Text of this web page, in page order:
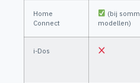
Home
Connect
(bij
modellen)
i-Dos